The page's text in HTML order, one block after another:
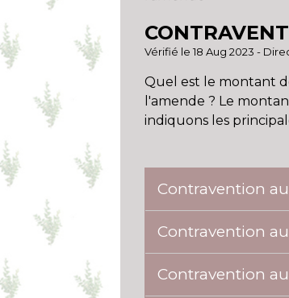
Vérifié le 18 Aug 2023 -
Quel est le montant
l'amende ? Le
indiquons les
Contravention
Contravention
Contravention